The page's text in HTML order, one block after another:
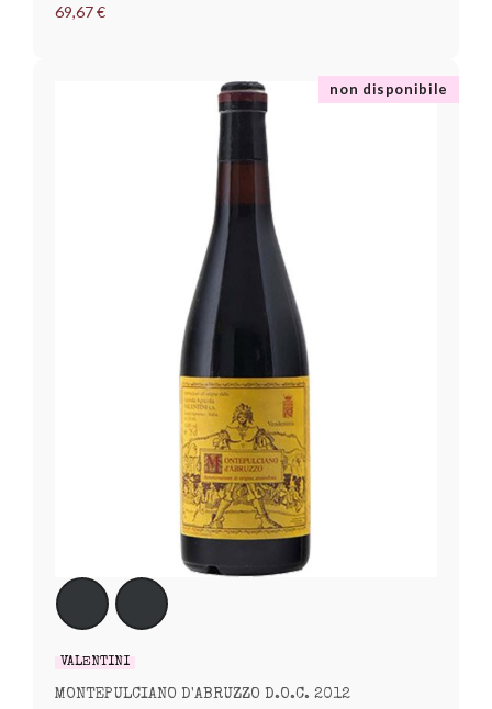
69,67 €
VALENTINI
MONTEPULCIANO D'ABRUZZO D.O.C. 2012
non disponibile